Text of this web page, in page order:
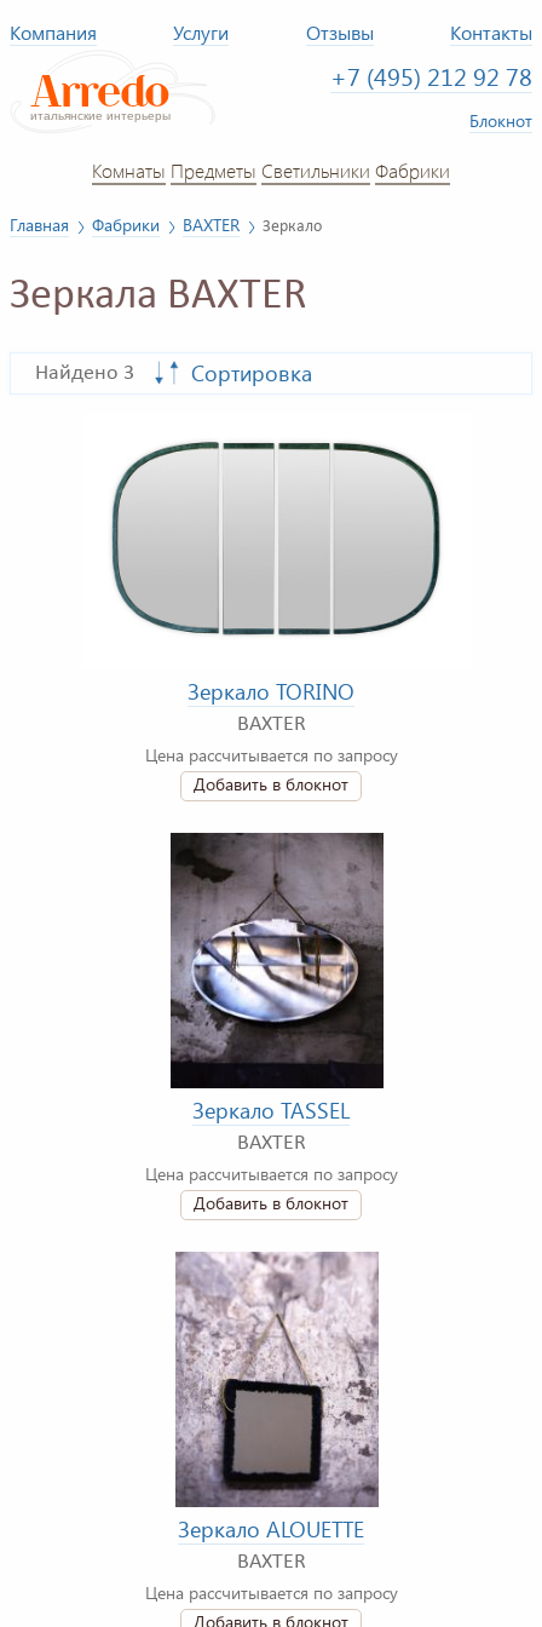
Компания Услуги Отзывы Контакты
+7 (495) 212 92 78
Блокнот
Комнаты Предметы Светильники Фабрики
Главная Фабрики BAXTER Зеркало
Зеркала BAXTER
Найдено 3 Сортировка
Зеркало TORINO
BAXTER
Цена рассчитывается по запросу
Добавить в блокнот
Зеркало TASSEL
BAXTER
Цена рассчитывается по запросу
Добавить в блокнот
Зеркало ALOUETTE
BAXTER
Цена рассчитывается по запросу
Добавить в блокнот